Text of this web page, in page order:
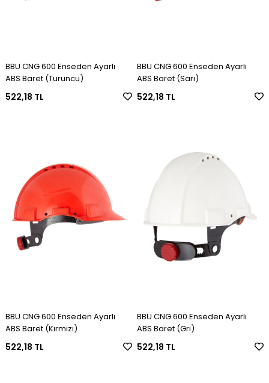
BBU CNG 600 Enseden Ayarlı
ABS Baret (Turuncu)
522,18 TL
BBU CNG 600 Enseden Ayarlı
ABS Baret (Sarı)
522,18 TL
BBU CNG 600 Enseden Ayarlı
ABS Baret (Kırmızı)
522,18 TL
BBU CNG 600 Enseden Ayarlı
ABS Baret (Gri)
522,18 TL